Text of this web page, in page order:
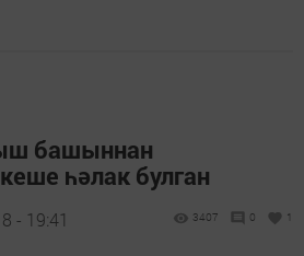
башыннан
һәлак булган
- 19:41 3407 0 1